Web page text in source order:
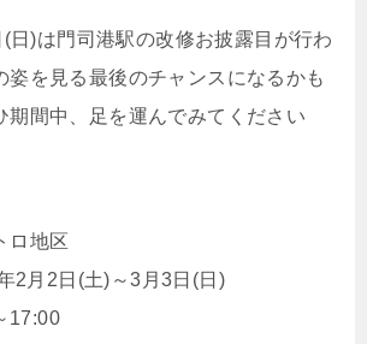
日)は門司港駅の改修お披露目が行わ
姿を見る最後のチャンスになるかも
期間中、足を運んでみてください
ロ地区
2月2日(土)～3月3日(日)
17:00